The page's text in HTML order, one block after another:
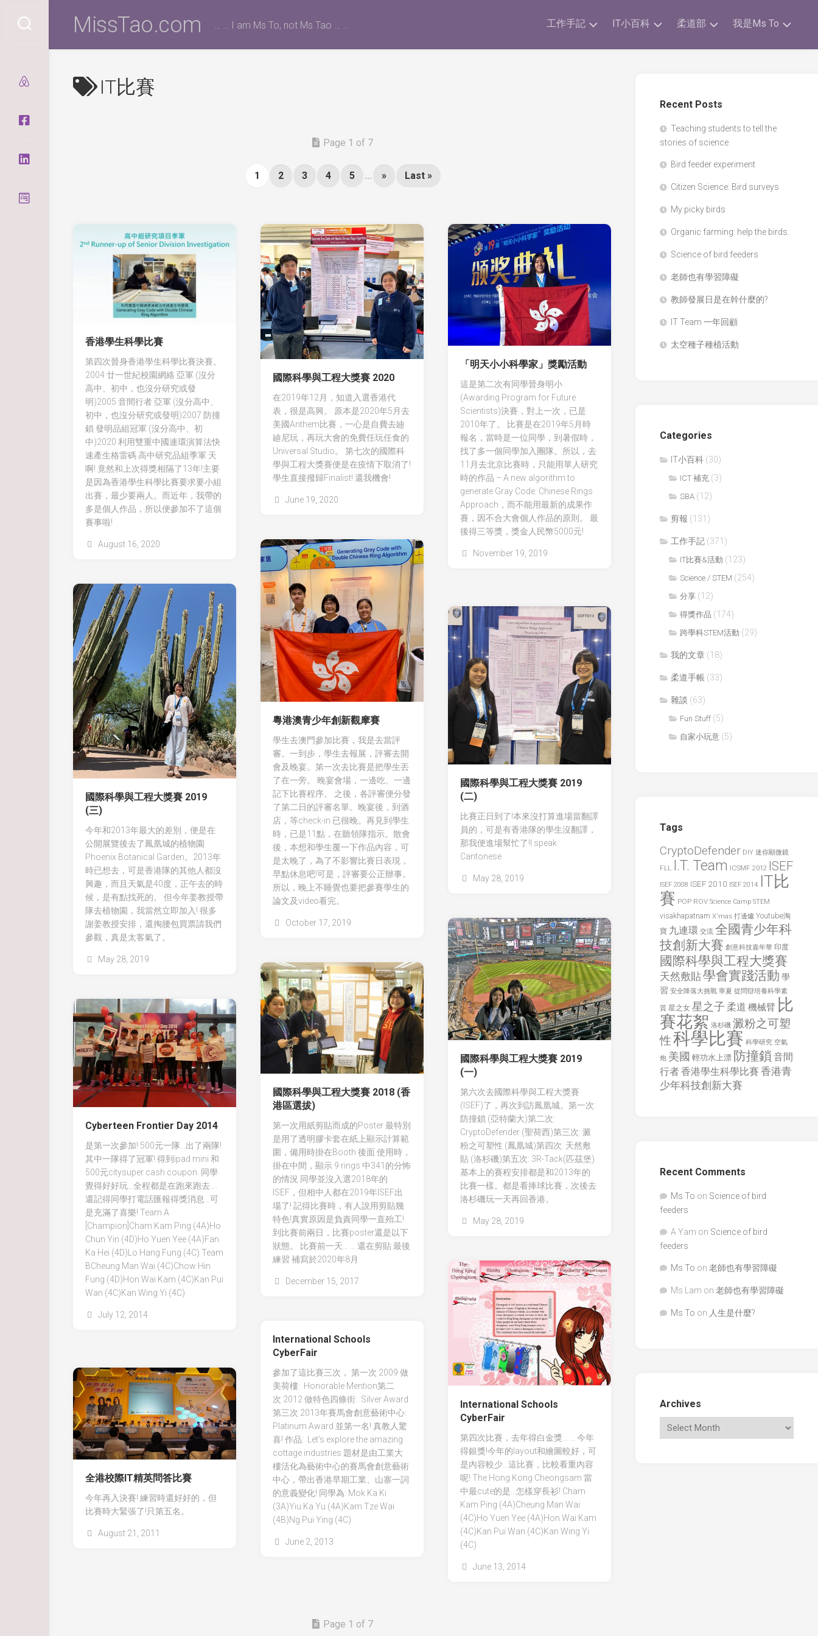
content
MissTao.com … … I am Ms To, not Ms Tao … … 工作手記
科
I.T.
Team
學
生
獎
作
品
九
連
環
環
保
土
天
然
敷
貼
澱
粉
之
可
塑
性
CryptoDefender
防
行
者
廿
一
世
紀
校
園
網
絡
國
際
科
學
與
工
程
大
獎
賽
(ISEF)
全
國
青
大
賽
(CASTIC)
香
港
青
少
年
科
技
創
新
大
賽
港
學
生
IT小百科 柔道部
帳
習
時
表
注
事
我是Ms To
的
家
IT比賽
Page 1 of 7
1 2 3 4 5 ... » Last »
香港學生科學比賽
第四次晉身香港學生科學比賽決賽。
2004 廿一世紀校園網絡 亞軍 (沒分
高中、初中，也沒分研究或發
明)2005 音間行者 亞軍 (沒分高中、
初中，也沒分研究或發明)2007 防撞
鎖 發明品組冠軍 (沒分高中、初
中)2020 利用雙重中國連環演算法快
速產生格雷碼 高中研究品組季軍 天
啊! 竟然和上次得獎相隔了13年!主要
是因為香港學生科學比賽要求要小組
出賽，最少要兩人。而近年，我帶的
多是個人作品，所以便參加不了這個
賽事啦!
August 16, 2020
國際科學與工程大獎賽 2020
在2019年12月，知道入選香港代
表，很是高興。 原本是2020年5月去
美國Anthem比賽，一心是自費去廸
廸尼玩，再玩大會的免費任玩任食的
Universal Studio。 第七次的國際科
學與工程大獎賽便是在疫情下取消了!
學生直接撥歸Finalist! 還我機會!
June 19, 2020
「明天小小科學家」獎勵活動
這是第二次有同學晉身明小
(Awarding Program for Future
Scientists)決賽，對上一次，已是
2010年了。 比賽是在2019年5月時
報名，當時是一位同學，到暑假時，
找了多一個同學加入團隊。所以，去
11月去北京比賽時，只能用單人研究
時的作品 – A new algorithm to
generate Gray Code: Chinese Rings
Approach，而不能用最新的成果作
賽，因不合大會個人作品的原則。 最
後得三等獎，獎金人民幣5000元!
November 19, 2019
粵港澳青少年創新觀摩賽
學生去澳門參加比賽，我是去當評
審。一到步，學生去報展，評審去開
會及晚宴。第一次去比賽是把學生丟
了在一旁。 晚宴會場，一邊吃、一邊
記下比賽程序。 之後，各評審便分發
了第二日的評審名單。晚宴後，到酒
店，等check-in 已很晚。再見到學生
時，已是11點，在聽領隊指示。散會
後，本想和學生覆一下作品內容，可
是太晚了，為了不影響比賽日表現，
早點休息吧!可是，評審要公正辦事。
所以，晚上不睡覺也要把參賽學生的
論文及video看完。
October 17, 2019
國際科學與工程大獎賽 2019
(三)
今年和2013年最大的差別，便是在
公開展覽後去了鳳凰城的植物園
Phoenix Botanical Garden。2013年
時已想去，可是香港隊的其他人都沒
興趣，而且天氣是40度，正午去的時
候，是有點找死的。 但今年姜教授帶
隊去植物園，我當然立即加入! 很多
謝姜教授安排，還掏腰包買票請我們
參觀，真是太客氣了。
May 28, 2019
國際科學與工程大獎賽 2019
(二)
比賽正日到了!本來沒打算進場當翻譯
員的，可是有香港隊的學生沒翻譯，
那我便進場幫忙了!I speak
Cantonese
May 28, 2019
國際科學與工程大獎賽 2019
(一)
第六次去國際科學與工程大獎賽
(ISEF)了，再次到訪鳳凰城。第一次:
防撞鎖 (亞特蘭大)第二次:
CryptoDefender (聖荷西)第三次: 澱
粉之可塑性 (鳳凰城)第四次: 天然敷
貼 (洛杉磯)第五次: 3R-Tack(匹茲堡)
基本上的賽程安排都是和2013年的
比賽一樣。都是看捧球比賽，次後去
洛杉磯玩一天再回香港。
May 28, 2019
國際科學與工程大獎賽 2018 (香
港區選拔)
第一次用紙剪貼而成的Poster 最特別
是用了透明膠卡套在紙上顯示計算範
圍，備用時掛在Booth 後面 使用時，
掛在中間，顯示 9 rings 中341的分怖
的情況 同學並沒入選2018年的
ISEF，但相中人都在2019年ISEF出
場了! 記得比賽時，有人說用剪貼幾
特色!真實原因是負責同學一直殆工!
到比賽前兩日，比賽poster還是以下
狀態。 比賽前一天… … 還在剪貼 最後
練習 補寫於2020年8月
December 15, 2017
Cyberteen Frontier Day 2014
是第一次參加! 500元一隊…出了兩隊!
其中一隊得了冠軍! 得到ipad mini 和
500元citysuper cash coupon. 同學
覺得好好玩…全程都是在跑來跑去….
還記得同學打電話匯報得獎消息…可
是充滿了喜樂! Team A
[Champion]Cham Kam Ping (4A)Ho
Chun Yin (4D)Ho Yuen Yee (4A)Fan
Ka Hei (4D)Lo Hang Fung (4C) Team
BCheung Man Wai (4C)Chow Hin
Fung (4D)Hon Wai Kam (4C)Kan Pui
Wan (4C)Kan Wing Yi (4C)
July 12, 2014
International Schools
CyberFair
第四次比賽，去年得白金獎… … 今年
得銀獎!今年的layout和繪圖較好，可
是內容較少…這比賽，比較看重內容
呢! The Hong Kong Cheongsam 當
中最cute的是…怎樣穿長衫! Cham
Kam Ping (4A)Cheung Man Wai
(4C)Ho Yuen Yee (4A)Hon Wai Kam
(4C)Kan Pui Wan (4C)Kan Wing Yi
(4C)
June 13, 2014
International Schools
CyberFair
參加了這比賽三次， 第一次 2009 做
美荷樓: Honorable Mention第二
次 2012 做特色四條街: Silver Award
第三次 2013年賽馬會創意藝術中心:
Platinum Award 並第一名! 真教人驚
喜! 作品: Let’s explore the amazing
cottage industries 題材是由工業大
樓活化為藝術中心的賽馬會創意藝術
中心，帶出香港早期工業、山寨一詞
的意義變化! 同學為: Mok Ka Ki
(3A)Yiu Ka Yu (4A)Kam Tze Wai
(4B)Ng Pui Ying (4C)
June 2, 2013
全港校際IT精英問答比賽
今年再入決賽! 練習時還好好的，但
比賽時大緊張了!只第五名。
August 21, 2011
Page 1 of 7
Recent Posts
Teaching students to tell the
stories of science
Bird feeder experiment
Citizen Science: Bird surveys
My picky birds
Organic farming: help the birds.
Science of bird feeders
老師也有學習障礙
教師發展日是在幹什麼的?
IT Team 一年回顧
太空種子種植活動
Categories
IT小百科 (30)
ICT 補充 (3)
SBA (12)
剪報 (131)
工作手記 (371)
IT比賽&活動 (123)
Science / STEM (254)
分享 (12)
得獎作品 (174)
跨學科STEM活動 (29)
我的文章 (18)
柔道手帳 (33)
雜談 (63)
Fun Stuff (5)
自家小玩意 (5)
Tags
CryptoDefender DIY 迷你顯微鏡
FLL I.T. Team ICSMF 2012 ISEF
ISEF 2008 ISEF 2010 ISEF 2014 IT比
賽 POP ROV Science Camp STEM
visakhapatnam X'mas 打邊爐 Youtube淘
寶 九連環 交流 全國青少年科
技創新大賽 創意科技嘉年華 印度
國際科學與工程大獎賽
天然敷貼學會實踐活動 學
習 安全降落大挑戰 寧夏 從問辯培養科學素
質 星之女 星之子 柔道 機械臂 比
賽花絮 洛杉磯 澱粉之可塑
性科學比賽 科學研究 空氣
炮 美國 輕功水上漂 防撞鎖 音間
行者香港學生科學比賽 香港青
少年科技創新大賽
Recent Comments
Ms To on Science of bird
feeders
A Yam on Science of bird
feeders
Ms To on 老師也有學習障礙
Ms Lam on 老師也有學習障礙
Ms To on 人生是什麼?
Archives